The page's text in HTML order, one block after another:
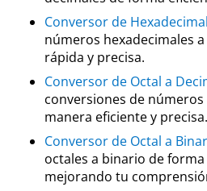
Conversor de
números hexadecimales
rápida y precisa.
Conversor de Octal a
conversiones de
manera eficiente y precisa.
Conversor de Octal a
octales a binario de
mejorando tu